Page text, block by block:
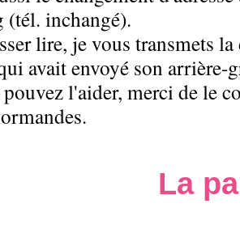
(tél. inchangé).
lire, je vous transmets
avait envoyé son arrière-
l'aider, merci de le
La